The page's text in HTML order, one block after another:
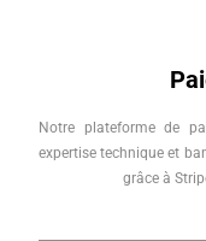
Notre plateforme de
expertise technique et
grâce à